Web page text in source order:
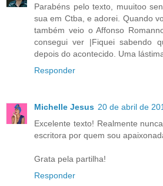
Parabéns pelo texto, muuitoo
sua em Ctba, e adorei. Quando
também veio o Affonso
consegui ver |Fiquei sabendo
depois do acontecido. Uma
Responder
Michelle Jesus 20 de abril de
Excelente texto! Realmente
escritora por quem sou
Grata pela partilha!
Responder